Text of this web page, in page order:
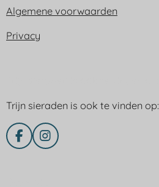
Algemene voorwaarden
Privacy
Trijn sieraden is ook te vinden op:
F
a
I
n